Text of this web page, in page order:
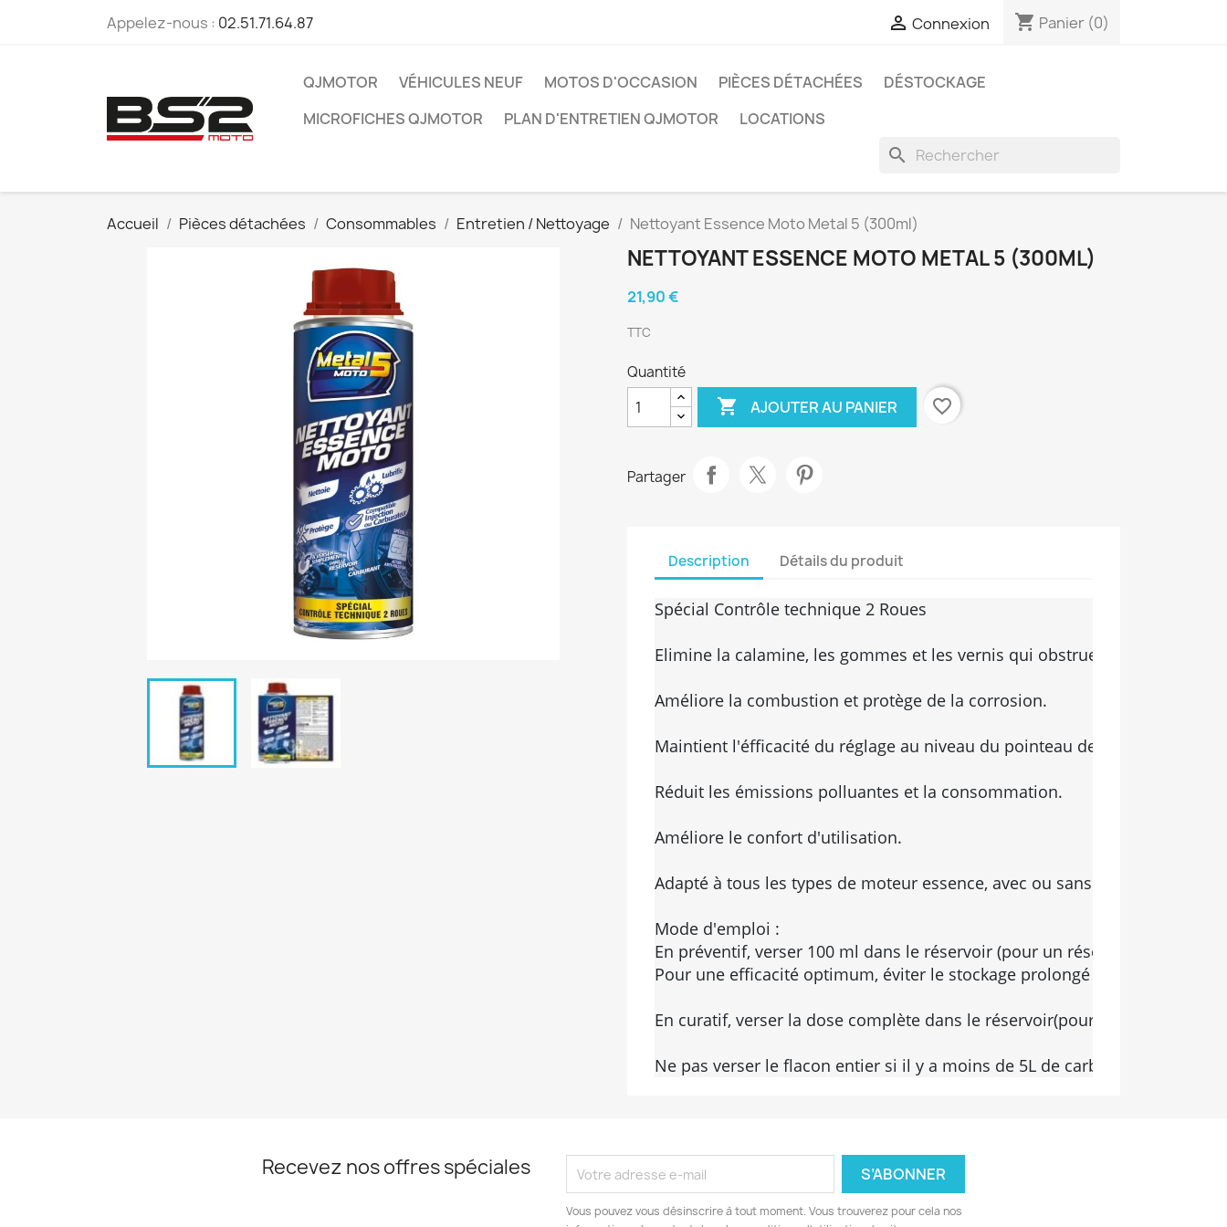
Appelez-nous : 02.51.71.64.87  Connexion shopping_cart Panier (0)
QJMOTOR VÉHICULES NEUF MOTOS D'OCCASION PIÈCES DÉTACHÉES
DÉSTOCKAGE
MICROFICHES QJMOTOR
PLAN D'ENTRETIEN QJMOTOR LOCATIONS
search
Accueil Pièces détachées Consommables Entretien / Nettoyage Nettoyant Essence Moto Metal 5 (300ml)
NETTOYANT ESSENCE MOTO METAL 5 (300ML)
21,90 €
TTC
Quantité
 AJOUTER AU PANIER favorite_border
Partager
Description Détails du produit
Spécial Contrôle technique 2 Roues
Elimine la calamine, les gommes et les vernis qui obstruent les orifices
Améliore la combustion et protège de la corrosion.
Maintient l'éfficacité du réglage au niveau du pointeau de ralentit.
Réduit les émissions polluantes et la consommation.
Améliore le confort d'utilisation.
Adapté à tous les types de moteur essence, avec ou sans pot catalytique.
Mode d'emploi :
En préventif, verser 100 ml dans le réservoir (pour un réservoir
Pour une efficacité optimum, éviter le stockage prolongé du carburant
En curatif, verser la dose complète dans le réservoir(pour un réservoir
Ne pas verser le flacon entier si il y a moins de 5L de carburant.
Recevez nos offres spéciales
Vous pouvez vous désinscrire à tout moment. Vous trouverez pour cela nos